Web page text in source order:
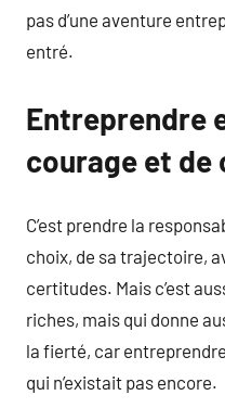
pas d’une aventure
entré.
Entreprendre
courage et de
C’est prendre la
choix, de sa trajectoire,
certitudes. Mais c’est
riches, mais qui donne
la fierté, car
qui n’existait pas encore.